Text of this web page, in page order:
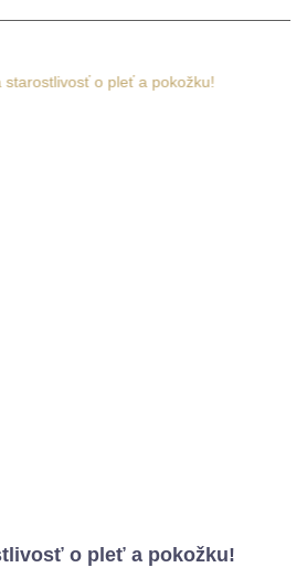
o pleť a pokožku!